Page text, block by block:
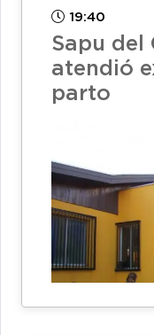
19:40
Sapu del
atendió
parto